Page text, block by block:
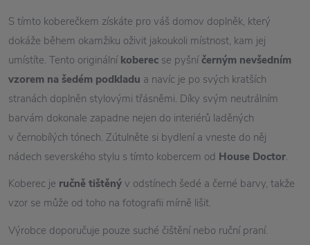
S tímto koberečkem získáte pro váš domov doplněk, který
dokáže během okamžiku oživit jakoukoli místnost, kam jej
umístíte. Tento originální koberec se pyšníčerným nevšedním
vzorem na šedém podkladu a navíc je po svých kratších
stranách doplněn stylovými třásněmi. Díky svým neutrálním
barvám dokonale zapadne nejen do interiérů laděných
v černobílých tónech. Zútulněte si bydlení a vneste do něj
nádech severského stylu s tímto kobercem od House Doctor.
Koberec je ručně tištěný v odstínech šedé a černé barvy, takže
vzor se může od toho na fotografii mírně lišit.
Výrobce doporučuje pouze suché čištění nebo ruční praní.